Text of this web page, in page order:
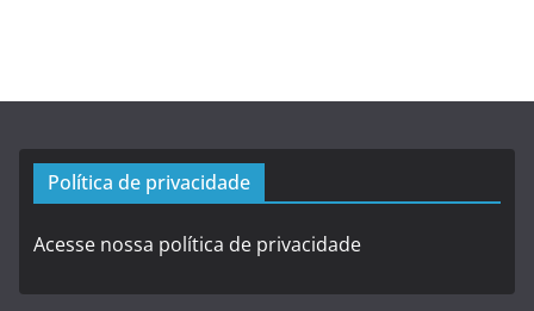
Política de privacidade
Acesse nossa política de privacidade